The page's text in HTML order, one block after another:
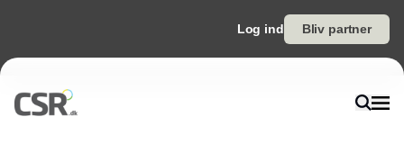
Log ind Bliv partner